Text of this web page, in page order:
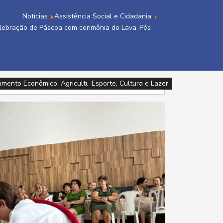
Notícias
Assistência Social e Cidadania
de Páscoa com cerimônia do Lava-Pés
Saúde
Econômico, Agricultura, Turismo e Tecnologia
Assistência Social e Cidadania
Assistência Social e Cidadania
Assistência Social e Cidadania
Esporte, Cultura e Lazer
Esporte, Cultura e Lazer
Econômico, Agricultura, Turismo e Tecnologia
Esporte, Cultura e Lazer